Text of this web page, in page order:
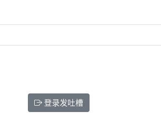
登录发吐槽